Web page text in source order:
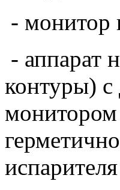
- монитор
- аппарат
контуры)
монитором